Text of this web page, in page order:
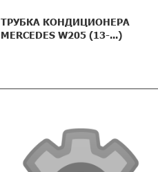
ТРУБКА КОНДИЦИОНЕРА
MERCEDES W205 (13-...)